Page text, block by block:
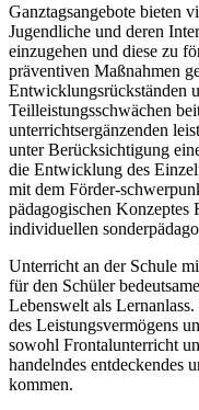
Ganztagsangebote bieten
Jugendliche und deren
einzugehen und diese zu
präventiven Maßnahmen
Entwicklungsrückständen
Teilleistungsschwächen
unterrichtsergänzenden
unter Berücksichtigung
die Entwicklung des
mit dem Förder-
pädagogischen Konzeptes
individuellen
Unterricht an der Schule
für den Schüler
Lebenswelt als
des Leistungsvermögens
sowohl Frontalunterricht
handelndes entdeckendes
kommen.